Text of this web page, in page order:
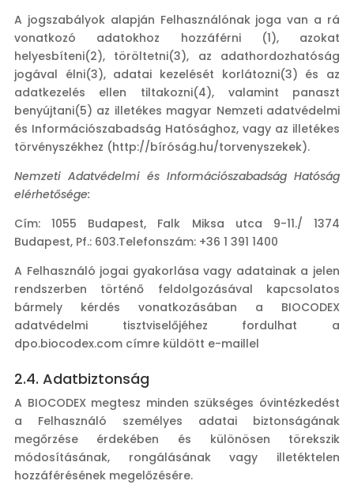
A jogszabályok alapján Felhasználónak joga van a rá
vonatkozó adatokhoz hozzáférni (1), azokat
helyesbíteni(2), töröltetni(3), az adathordozhatóság
jogával élni(3), adatai kezelését korlátozni(3) és az
adatkezelés ellen tiltakozni(4), valamint panaszt
benyújtani(5) az illetékes magyar Nemzeti adatvédelmi
és Információszabadság Hatósághoz, vagy az illetékes
törvényszékhez (http://bíróság.hu/torvenyszekek).
Nemzeti Adatvédelmi és Információszabadság Hatóság
elérhetősége:
Cím: 1055 Budapest, Falk Miksa utca 9-11./ 1374
Budapest, Pf.: 603.Telefonszám: +36 1 391 1400
A Felhasználó jogai gyakorlása vagy adatainak a jelen
rendszerben történő feldolgozásával kapcsolatos
bármely kérdés vonatkozásában a BIOCODEX
adatvédelmi tisztviselőjéhez fordulhat a
dpo.biocodex.com címre küldött e-maillel
2.4. Adatbiztonság
A BIOCODEX megtesz minden szükséges óvintézkedést
a Felhasználó személyes adatai biztonságának
megőrzése érdekében és különösen törekszik
módosításának, rongálásának vagy illetéktelen
hozzáférésének megelőzésére.